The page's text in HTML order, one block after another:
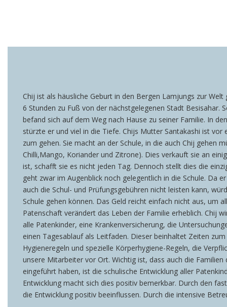
Chij ist als häusliche Geburt in den Bergen Lamjungs zur
6 Stunden zu Fuß von der nächstgelegenen Stadt Besisahar.
befand sich auf dem Weg nach Hause zu seiner Familie. In
stürzte er und viel in die Tiefe. Chijs Mutter Santakashi ist
zum gehen. Sie macht an der Schule, in die auch Chij gehen
Chilli,Mango, Koriander und Zitrone). Dies verkauft sie an
ist, schafft sie es nicht jeden Tag. Dennoch stellt dies die
geht zwar im Augenblick noch gelegentlich in die Schule. Da
auch die Schul- und Prüfungsgebühren nicht leisten kann,
Schule gehen können. Das Geld reicht einfach nicht aus, um
Patenschaft verändert das Leben der Familie erheblich. Chij
alle Patenkinder, eine Krankenversicherung, die
einen Tagesablauf als Leitfaden. Dieser beinhaltet Zeiten
Hygieneregeln und spezielle Körperhygiene-Regeln, die
unsere Mitarbeiter vor Ort. Wichtig ist, dass auch die
eingeführt haben, ist die schulische Entwicklung aller
Entwicklung macht sich dies positiv bemerkbar. Durch den
die Entwicklung positiv beeinflussen. Durch die intensive